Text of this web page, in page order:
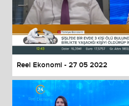
Reel Ekonomi - 27 05 2022